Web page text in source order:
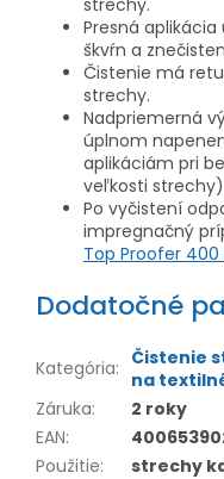
Presná
škvŕn a
Čistenie má
strechy.
Nadpriemerná
úplnom
aplikáciám pri
veľkosti
Po vyčistení
impregnačný
Top Proofer 400
Dodatočné
Kategória: Čistenie
na
Záruka:
2 roky
EAN:
Použitie:
strechy